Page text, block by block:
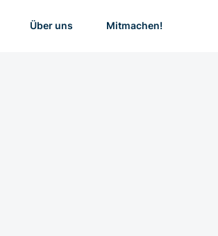
Über uns Mitmachen!